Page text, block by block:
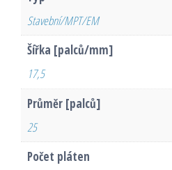
Stavební/MPT/EM
Šířka [palců/mm]
17,5
Průměr [palců]
25
Počet pláten